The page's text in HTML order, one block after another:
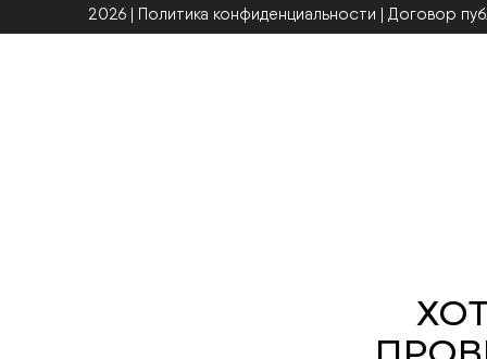
2026 | Политика конфиденциальности | Договор